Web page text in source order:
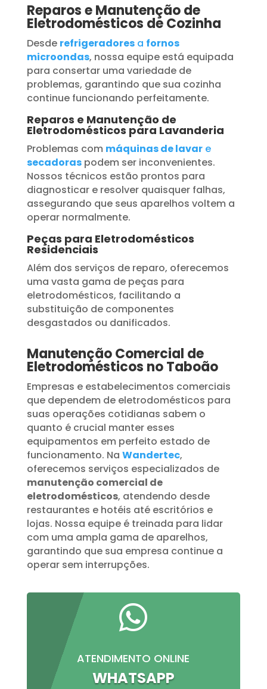
Reparos e Manutenção de
Eletrodomésticos de Cozinha
Desde refrigeradoresa fornos
microondas, nossa equipe está equipada
para consertar uma variedade de
problemas, garantindo que sua cozinha
continue funcionando perfeitamente.
Reparos e Manutenção de
Eletrodomésticos para Lavanderia
Problemas com máquinas de lavare
secadoraspodem ser inconvenientes.
Nossos técnicos estão prontos para
diagnosticar e resolver quaisquer falhas,
assegurando que seus aparelhos voltem a
operar normalmente.
Peças para Eletrodomésticos
Residenciais
Além dos serviços de reparo, oferecemos
uma vasta gama de peças para
eletrodomésticos, facilitando a
substituição de componentes
desgastados ou danificados.
Manutenção Comercial de
Eletrodomésticos no Taboão
Empresas e estabelecimentos comerciais
que dependem de eletrodomésticos para
suas operações cotidianas sabem o
quanto é crucial manter esses
equipamentos em perfeito estado de
funcionamento. Na Wandertec,
oferecemos serviços especializados de
manutenção comercial de
eletrodomésticos, atendendo desde
restaurantes e hotéis até escritórios e
lojas. Nossa equipe é treinada para lidar
com uma ampla gama de aparelhos,
garantindo que sua empresa continue a
operar sem interrupções.

ATENDIMENTO ONLINE
WHATSAPP